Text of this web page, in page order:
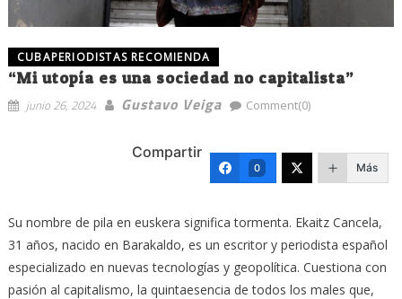
CUBAPERIODISTAS RECOMIENDA
“Mi utopía es una sociedad no capitalista”
junio 26, 2024 Gustavo Veiga Comment(0)
Compartir
0 Más
Su nombre de pila en euskera significa tormenta. Ekaitz Cancela,
31 años, nacido en Barakaldo, es un escritor y periodista español
especializado en nuevas tecnologías y geopolítica. Cuestiona con
pasión al capitalismo, la quintaesencia de todos los males que,